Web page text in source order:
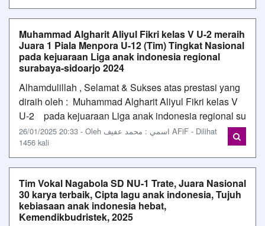
Muhammad Algharit Aliyul Fikri kelas V U-2 meraih
Juara 1 Piala Menpora U-12 (Tim) Tingkat Nasional
pada kejuaraan Liga anak indonesia regional
surabaya-sidoarjo 2024
Alhamdulillah , Selamat & Sukses atas prestasi yang
diraih oleh : Muhammad Algharit Aliyul Fikri kelas V
U-2 pada kejuaraan Liga anak indonesia regional su
26/01/2025 20:33 - Oleh اسمي : محمد عفيف AFiF - Dilihat
1456 kali
Tim Vokal Nagabola SD NU-1 Trate, Juara Nasional
30 karya terbaik, Cipta lagu anak indonesia, Tujuh
kebiasaan anak indonesia hebat,
Kemendikbudristek, 2025